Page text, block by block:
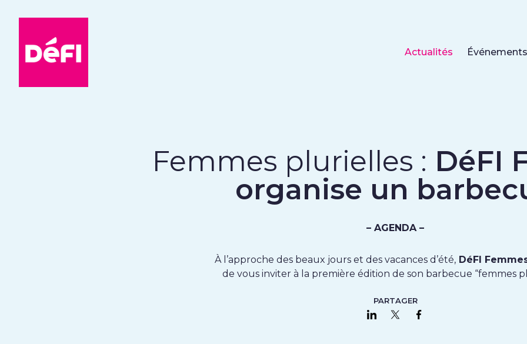
Actualités Événements
Femmes plurielles : DéFI
organise un
– AGENDA –
À l’approche des beaux jours et des vacances d’été,DéFI
de vous inviter à la première édition de son barbecue “femmes
PARTAGER
Partager sur LinkedIn
Partager sur Twitter